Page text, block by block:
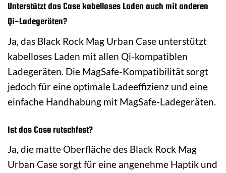
Unterstützt das Case kabelloses Laden auch mit anderen
Qi-Ladegeräten?
Ja, das Black Rock Mag Urban Case unterstützt
kabelloses Laden mit allen Qi-kompatiblen
Ladegeräten. Die MagSafe-Kompatibilität sorgt
jedoch für eine optimale Ladeeffizienz und eine
einfache Handhabung mit MagSafe-Ladegeräten.
Ist das Case rutschfest?
Ja, die matte Oberfläche des Black Rock Mag
Urban Case sorgt für eine angenehme Haptik und